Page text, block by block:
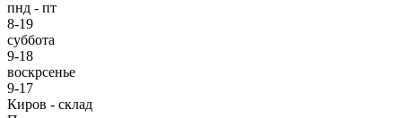
пнд - пт
8-19
суббота
9-18
воскрсенье
9-17
Киров - склад